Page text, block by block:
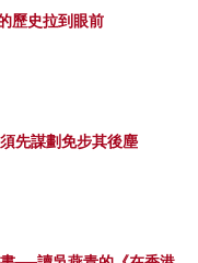
歷史拉到眼前
先謀劃免步其後塵